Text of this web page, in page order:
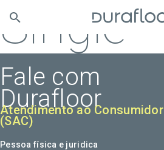
Single
Fale com
Durafloor
Atendimento ao Consumidor
(SAC)
Pessoa física e juridica